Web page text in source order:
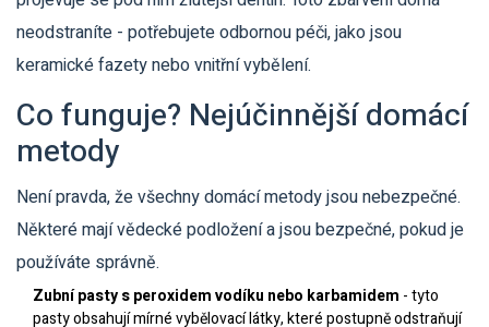
neodstraníte - potřebujete odbornou péči, jako jsou
keramické fazety nebo vnitřní vybělení.
Co funguje? Nejúčinnější domácí
metody
Není pravda, že všechny domácí metody jsou nebezpečné.
Některé mají vědecké podložení a jsou bezpečné, pokud je
používáte správně.
Zubní pasty s peroxidem vodíku nebo karbamidem - tyto
pasty obsahují mírné vybělovací látky, které postupně odstraňují